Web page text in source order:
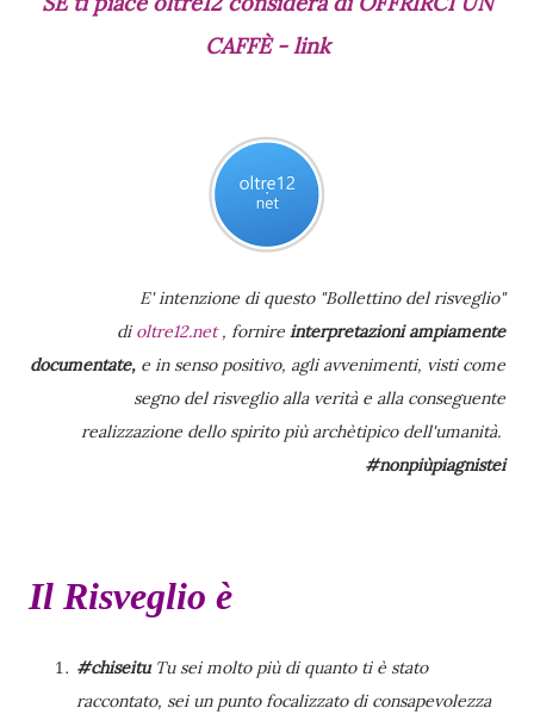
CAFFÈ - link
E' intenzione di questo "Bollettino del risveglio"
di oltre12.net, fornire interpretazioni ampiamente
documentate, e in senso positivo, agli avvenimenti, visti come
segno del risveglio alla verità e alla conseguente
realizzazione dello spirito più archètipico dell'umanità.
#nonpiùpiagnistei
Il Risveglio è
#chiseitu Tu sei molto più di quanto ti è stato
raccontato, sei un punto focalizzato di consapevolezza